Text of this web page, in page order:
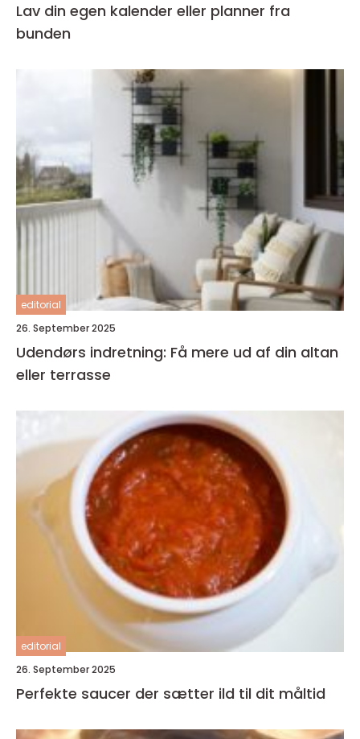
Lav din egen kalender eller planner fra
bunden
editorial
26. September 2025
Udendørs indretning: Få mere ud af din altan
eller terrasse
editorial
26. September 2025
Perfekte saucer der sætter ild til dit måltid